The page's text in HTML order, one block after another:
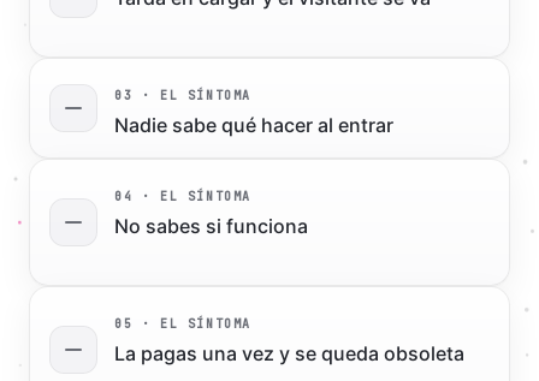
03 · EL SÍNTOMA
Nadie sabe qué hacer al entrar
0 4 · EL SÍNTOMA
No sabes si funciona
0 5 · EL SÍNTOMA
La pagas una vez y se queda obsoleta